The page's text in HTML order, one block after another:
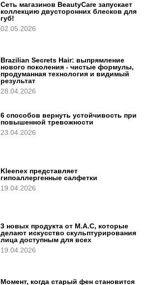
Сеть магазинов BeautyCare запускает
коллекцию двусторонних блесков для
губ!
02.05.2026
Brazilian Secrets Hair: выпрямление
нового поколения - чистые формулы,
продуманная технология и видимый
результат
28.04.2026
6 способов вернуть устойчивость при
повышенной тревожности
23.04.2026
Kleenex представляет
гипоаллергенные салфетки
19.04.2026
3 новых продукта от M.A.C, которые
делают искусство скульптурирования
лица доступным для всех
19.04.2026
Момент, когда старый фен становится